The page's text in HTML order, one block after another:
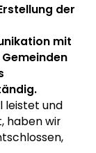
der
mit
leistet und
haben wir